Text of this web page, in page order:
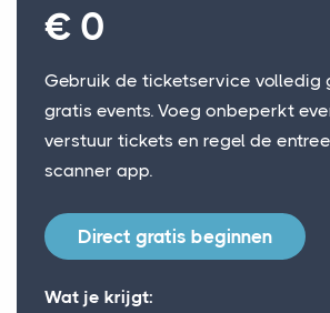
€ 0
Gebruik de ticketservice volledig
gratis events. Voeg onbeperkt
verstuur tickets en regel de
scanner app.
Direct gratis beginnen
Wat je krijgt: